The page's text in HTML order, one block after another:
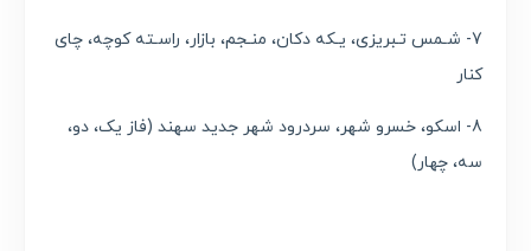
7- شـمس تـبریزی، یـکه دکان، منـجم، بازار، راسـته کوچه، چای
کنار
8- اسکو، خسرو شهر، سردرود شهر جدید سهند (فاز یک، دو،
سه، چهار)